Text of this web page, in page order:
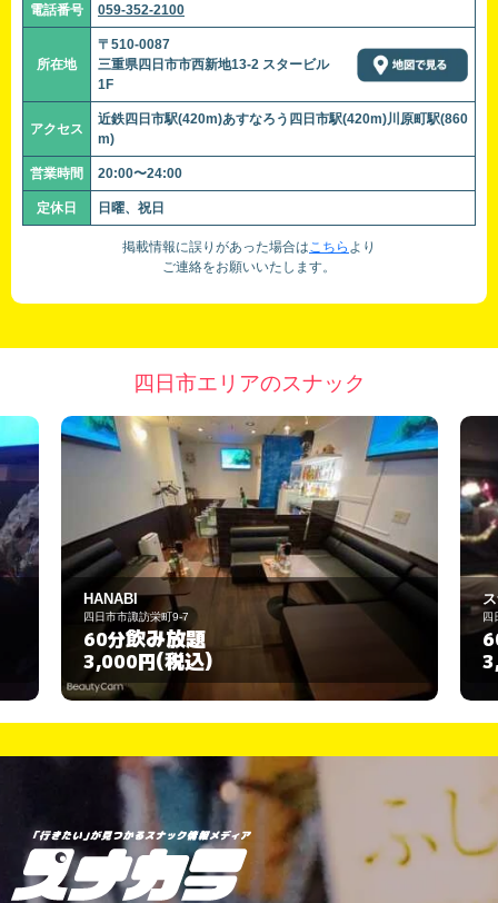
電話番号 059-352-2100
所在地
〒510-0087
三重県四日市市西新地13-2 スタービル
1F
アクセス
近鉄四日市駅(420m)あすなろう四日市駅(420m)川原町駅(860
m)
営業時間 20:00〜24:00
定休日 日曜、祝日
掲載情報に誤りがあった場合はこちら より
ご連絡をお願いいたします。
四日市エリアのスナック
スナック スマイル
四日市市諏訪栄町9-14
60分 飲み放題
3,000円 (税込)